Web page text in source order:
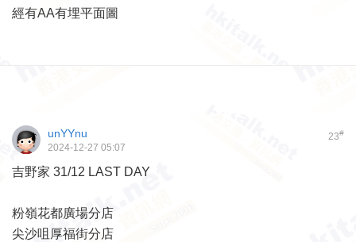
經有AA有埋平面圖
23#
unYYnu
2024-12-27 05:07
吉野家 31/12 LAST DAY
粉嶺花都廣場分店
尖沙咀厚福街分店